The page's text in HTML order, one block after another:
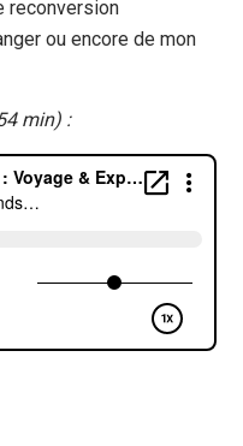
reconversion
ou encore de mon
min) :